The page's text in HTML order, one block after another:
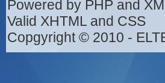
Powered by PHP and
Valid XHTML and CSS
Copgyright © 2010 -